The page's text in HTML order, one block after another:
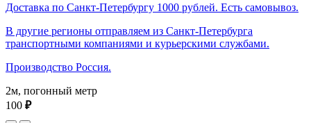
Доставка по Санкт-Петербургу 1000 рублей. Есть самовывоз.
В другие регионы отправляем из Санкт-Петербурга
транспортными компаниями и курьерскими службами.
Производство Россия.
2м, погонный метр
100 ₽